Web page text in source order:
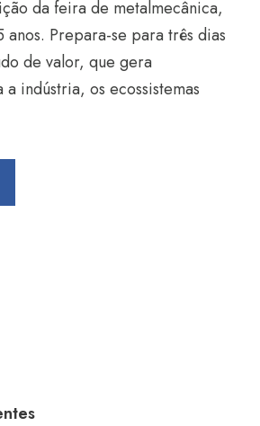
da feira de metalmecânica,
anos. Prepara-se para três dias
de valor, que gera
indústria, os ecossistemas